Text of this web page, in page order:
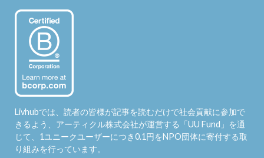
Livhubでは、読者の皆様が記事を読むだけで社会貢献に参加で
きるよう、アーティクル株式会社が運営する「UU Fund 」を通
じて、1ユニークユーザーにつき0.1円をNPO団体に寄付する取
り組みを行っています。